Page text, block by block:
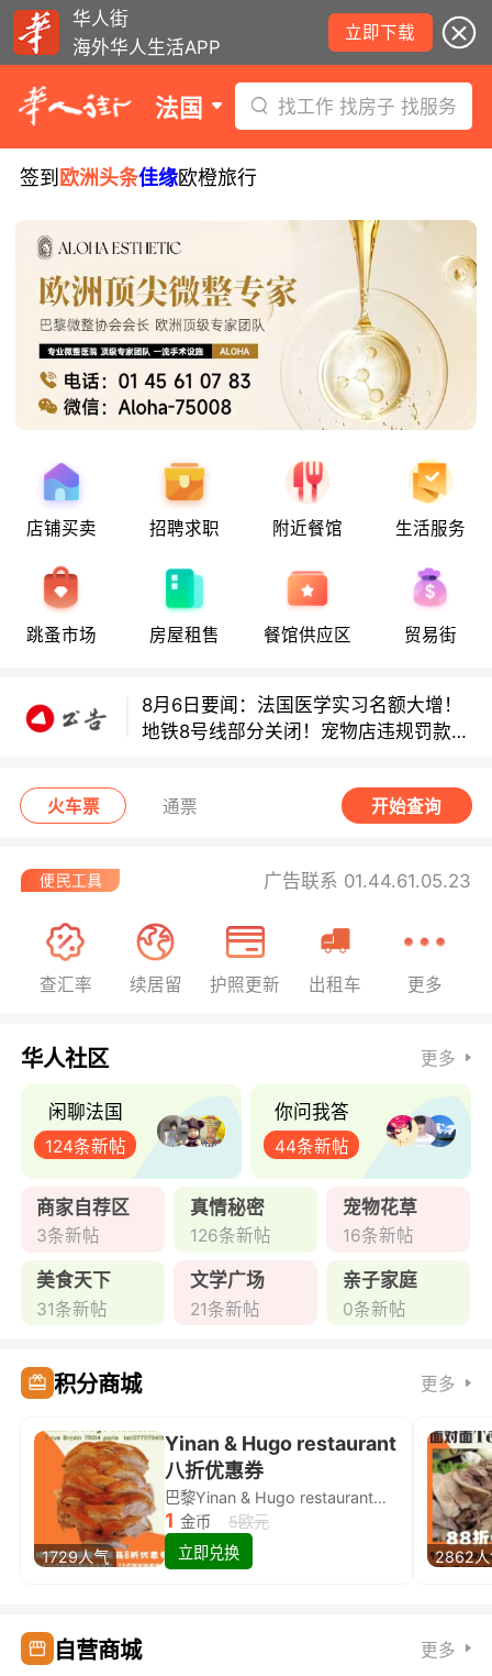
华人街
海外华人生活APP
立即下载
法国 找工作 找房子 找服务
签到 欧洲头条佳缘欧橙旅行
店铺买卖 招聘求职 附近餐馆 生活服务
跳蚤市场 房屋租售 餐馆供应区 贸易街
地铁8号线部分关闭！宠物店违规罚款出
炉！
巴黎地铁音乐家海选启动！
8月6日要闻：法国医学实习名额大增！
地铁8号线部分关闭！宠物店违规罚款出
巴黎地铁音乐家海选启动！
火车票 通票 开始查询
广告联系 01.44.61.05.23
查汇率 续居留 护照更新 出租车 更多
华人社区 更多
闲聊法国
124条新帖
你问我答
44条新帖
商家自荐区
3条新帖
真情秘密
126条新帖
宠物花草
16条新帖
美食天下
31条新帖
文学广场
21条新帖
亲子家庭
0条新帖
积分商城 更多
1729人气
Yinan & Hugo restaurant
八折优惠券
巴黎Yinan & Hugo restaurant除简餐类全场8折
1 金币
5欧元
立即兑换
2862
自营商城 更多